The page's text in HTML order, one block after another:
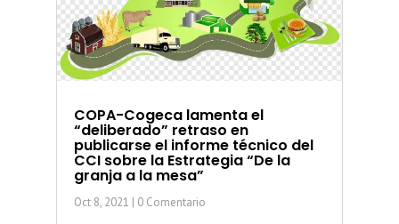
COPA-Cogeca lamenta el
“deliberado” retraso en
publicarse el informe técnico del
CCI sobre la Estrategia “De la
granja a la mesa”
Oct 8, 2021 | 0 Comentario